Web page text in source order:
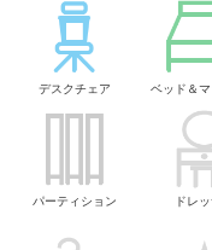
デスクチェア ベッド＆
パーティション ドレ